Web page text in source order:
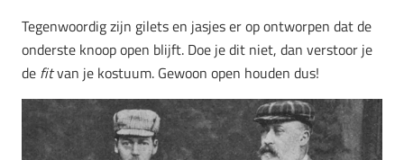
Tegenwoordig zijn gilets en jasjes er op ontworpen dat de
onderste knoop open blijft. Doe je dit niet, dan verstoor je
de fitvan je kostuum. Gewoon open houden dus!